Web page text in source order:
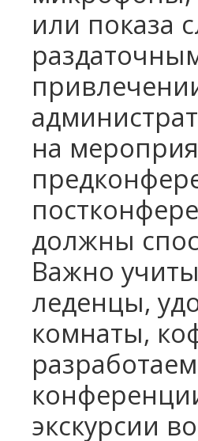
или показа
на
должны
Важно
леденцы,
комнаты,
экскурсии